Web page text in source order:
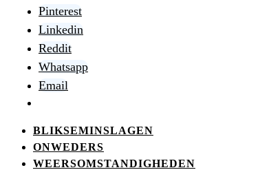
Pinterest
Linkedin
Reddit
Whatsapp
Email
BLIKSEMINSLAGEN
ONWEDERS
WEERSOMSTANDIGHEDEN